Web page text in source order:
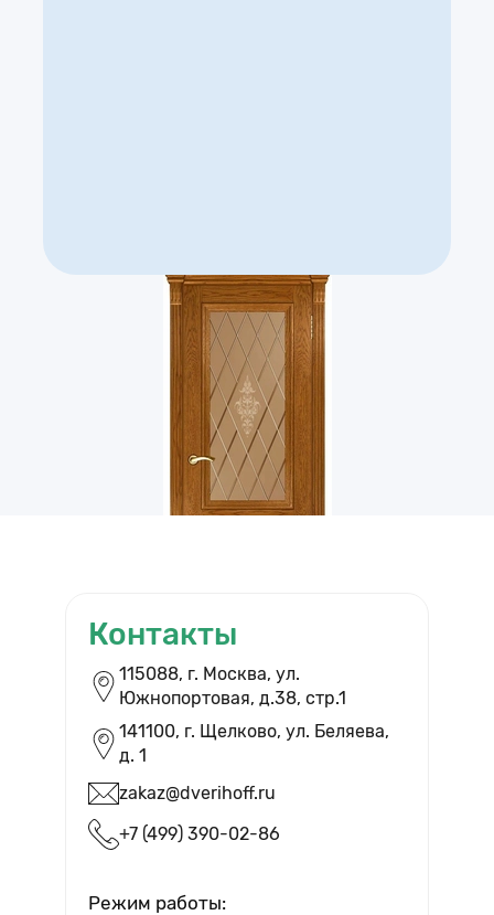
ВЫЗВАТЬ ЗАМЕРЩИКА
Бесплатный выезд и помощь в
выборе дверей
Контакты
115088, г. Москва, ул.
Южнопортовая, д.38, cтр.1
141100, г. Щелково, ул. Беляева,
д. 1
zakaz@dverihoff.ru
+7 (499) 390-02-86
Режим работы: